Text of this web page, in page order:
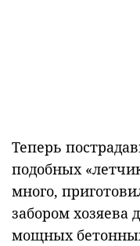
Теперь
подобных
много,
забором хозяева
мощных